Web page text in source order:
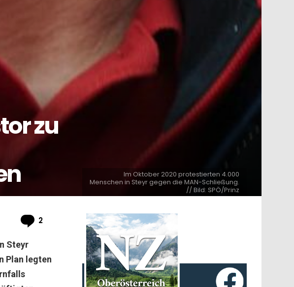
zu
Im Oktober 2020 protestierten 4.000
Menschen in Steyr gegen die MAN-Schließung.
// Bild: SPÖ/Prinz
2 Kommentare
Steyr
Plan legten